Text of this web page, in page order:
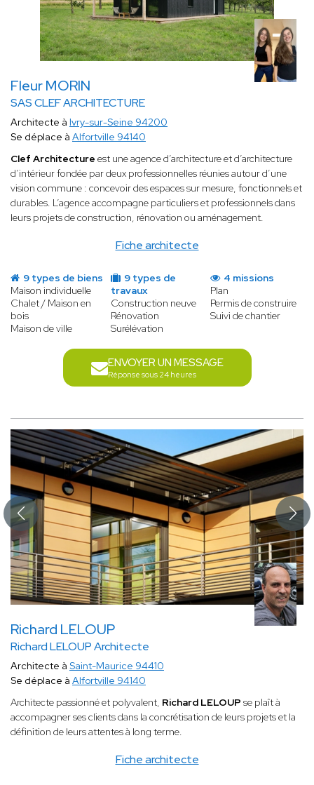
Fleur MORIN
SAS CLEF ARCHITECTURE
Fiche architecte
Architecte à Ivry-sur-Seine 94200
Se déplace à Alfortville 94140
Clef Architecture est une agence d’architecture et d’architecture
d’intérieur fondée par deux professionnelles réunies autour d’une
vision commune : concevoir des espaces sur mesure, fonctionnels et
durables. L’agence accompagne particuliers et professionnels dans
leurs projets de construction, rénovation ou aménagement.
9 types de biens
Maison individuelle
Chalet / Maison en
bois
Maison de ville
9 types de
travaux
Construction neuve
Rénovation
Surélévation
4 missions
Plan
Permis de construire
Suivi de chantier
ENVOYER UN MESSAGE
Réponse sous 24 heures
Richard LELOUP
Richard LELOUP Architecte
Fiche architecte
Architecte à Saint-Maurice 94410
Se déplace à Alfortville 94140
Architecte passionné et polyvalent, Richard LELOUP se plaît à
accompagner ses clients dans la concrétisation de leurs projets et la
définition de leurs attentes à long terme.